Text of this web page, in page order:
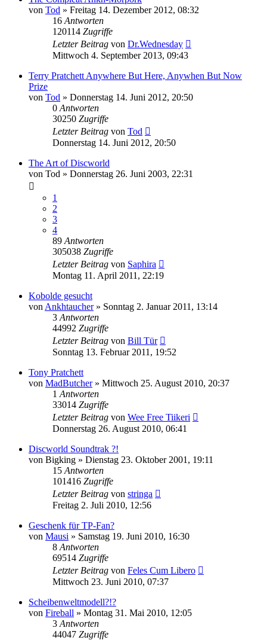
von Tod » Freitag 14. Dezember 2012, 08:32
16 Antworten
120114 Zugriffe
Letzter Beitrag von Dr.Wednesday
Mittwoch 4. September 2013, 09:43
Terry Pratchett Anywhere But Here, Anywhen But Now
Prize
von Tod » Donnerstag 14. Juni 2012, 20:50
0 Antworten
30250 Zugriffe
Letzter Beitrag von Tod
Donnerstag 14. Juni 2012, 20:50
The Art of Discworld
von Tod » Donnerstag 26. Juni 2003, 22:31
1
2
3
4
89 Antworten
305038 Zugriffe
Letzter Beitrag von Saphira
Montag 11. April 2011, 22:19
Kobolde gesucht
von Ankhtaucher» Sonntag 2. Januar 2011, 13:14
3 Antworten
44992 Zugriffe
Letzter Beitrag von Bill Tür
Sonntag 13. Februar 2011, 19:52
Tony Pratchett
von MadButcher» Mittwoch 25. August 2010, 20:37
1 Antworten
33014 Zugriffe
Letzter Beitrag von Wee Free Tiikeri
Donnerstag 26. August 2010, 06:41
Discworld Soundtrak ?!
von Bigking » Dienstag 23. Oktober 2001, 19:11
15 Antworten
101416 Zugriffe
Letzter Beitrag von stringa
Freitag 2. Juli 2010, 12:56
Geschenk für TP-Fan?
von Mausi » Samstag 19. Juni 2010, 16:30
8 Antworten
69514 Zugriffe
Letzter Beitrag von Feles Cum Libero
Mittwoch 23. Juni 2010, 07:37
Scheibenweltmodell?!?
von Fireball » Montag 31. Mai 2010, 12:05
3 Antworten
44047 Zugriffe